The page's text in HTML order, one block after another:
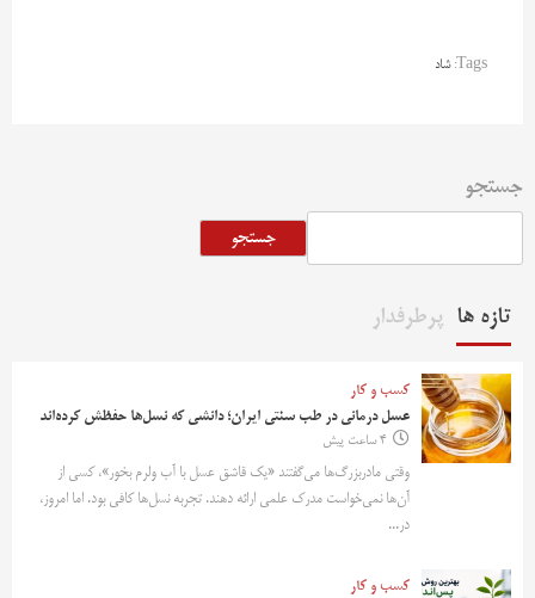
Tags: شاد
جستجو
جستجو
تازه ها پرطرفدار
کسب و کار
عسل درمانی در طب سنتی ایران؛ دانشی که نسل‌ها حفظش کرده‌اند
4 ساعت پیش
وقتی مادربزرگ‌ها می‌گفتند «یک قاشق عسل با آب ولرم بخور»، کسی از
آن‌ها نمی‌خواست مدرک علمی ارائه دهند. تجربه نسل‌ها کافی بود. اما امروز،
در...
کسب و کار